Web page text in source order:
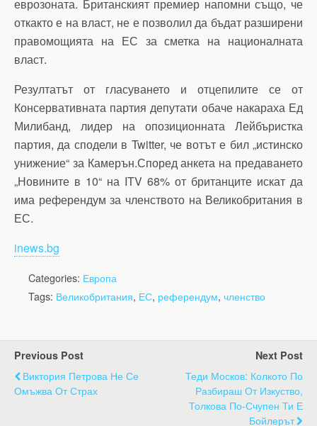
еврозоната. Британският премиер напомни също, че
откакто е на власт, не е позволил да бъдат разширени
правомощията на ЕС за сметка на националната
власт.
Резултатът от гласуването и отцепилите се от
Консервативната партия депутати обаче накараха Ед
Милибанд, лидер на опозиционната Лейбъристка
партия, да сподели в Twitter, че вотът е бил „истинско
унижение“ за Камерън.Според анкета на предаването
„Новините в 10“ на ITV 68% от британците искат да
има референдум за членството на Великобритания в
ЕС.
inews.bg
Categories: Европа
Tags: Великобритания, ЕС, референдум, членство
Previous Post
Виктория Петрова Не Се
Омъжва От Страх
Next Post
Теди Москов: Колкото По
Разбираш От Изкуство,
Толкова По-Счупен Ти Е
Бойлерът